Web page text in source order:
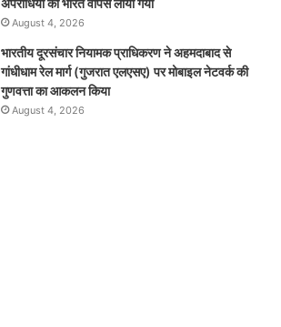
अपराधियों को भारत वापस लाया गया
August 4, 2026
भारतीय दूरसंचार नियामक प्राधिकरण ने अहमदाबाद से
गांधीधाम रेल मार्ग (गुजरात एलएसए) पर मोबाइल नेटवर्क की
गुणवत्ता का आकलन किया
August 4, 2026